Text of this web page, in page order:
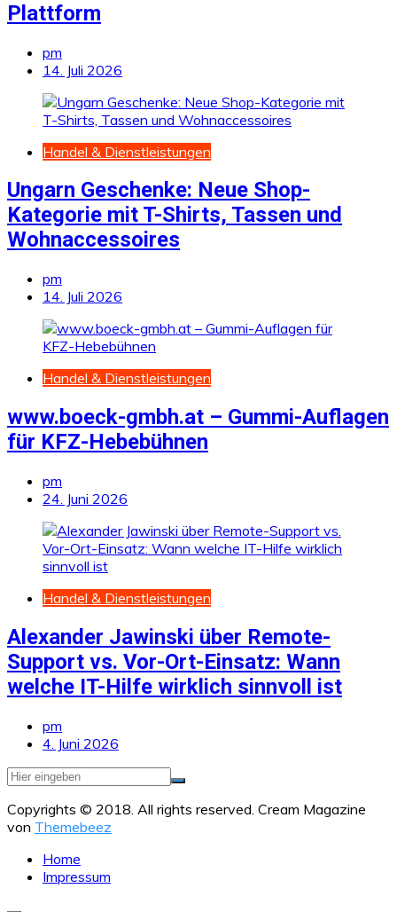
Plattform
pm
14. Juli 2026
Handel & Dienstleistungen
Ungarn Geschenke: Neue Shop-
Kategorie mit T-Shirts, Tassen und
Wohnaccessoires
pm
14. Juli 2026
Handel & Dienstleistungen
www.boeck-gmbh.at – Gummi-Auflagen
für KFZ-Hebebühnen
pm
24. Juni 2026
Handel & Dienstleistungen
Alexander Jawinski über Remote-
Support vs. Vor-Ort-Einsatz: Wann
welche IT-Hilfe wirklich sinnvoll ist
pm
4. Juni 2026
Copyrights © 2018. All rights reserved. Cream Magazine
von Themebeez
Home
Impressum